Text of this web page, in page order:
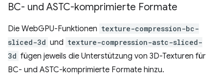
BC- und ASTC-komprimierte Formate
Die WebGPU-Funktionen texture-compression-bc-
sliced-3d und texture-compression-astc-sliced-
3d fügen jeweils die Unterstützung von 3D-Texturen für
BC- und ASTC-komprimierte Formate hinzu.